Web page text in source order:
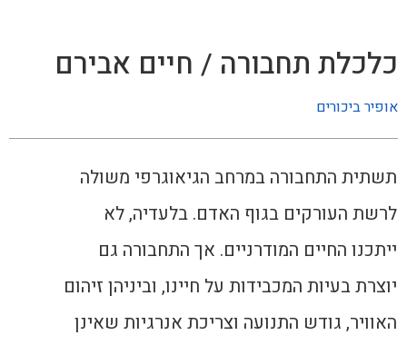
כלכלת תחבורה / חיים אבירם
אופיר ביכורים
תשתית התחבורה במרחב הגיאוגרפי משולה
לרשת העורקים בגוף האדם. בלעדיה, לא
ייתכנו החיים המודרניים. אך התחבורה גם
יוצרת בעיות המכבידות על חיינו, וביניהן זיהום
האוויר, גודש התנועה וצריכת אנרגיות שאינן